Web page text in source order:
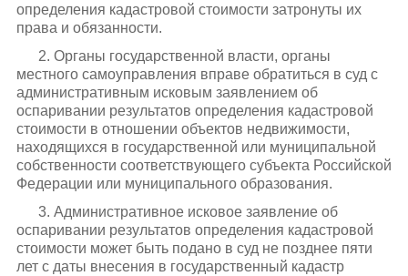
определения кадастровой стоимости затронуты их
права и обязанности.
2. Органы государственной власти, органы
местного самоуправления вправе обратиться в суд с
административным исковым заявлением об
оспаривании результатов определения кадастровой
стоимости в отношении объектов недвижимости,
находящихся в государственной или муниципальной
собственности соответствующего субъекта Российской
Федерации или муниципального образования.
3. Административное исковое заявление об
оспаривании результатов определения кадастровой
стоимости может быть подано в суд не позднее пяти
лет с даты внесения в государственный кадастр